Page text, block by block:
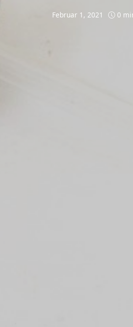
Februar 1, 2021 0